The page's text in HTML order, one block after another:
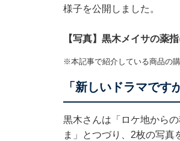
様子を公開しました。
【写真】黒木メイサの薬
※本記事で紹介している商品の
「新しいドラマです
黒木さんは「ロケ地から
ま」とつづり、2枚の写真